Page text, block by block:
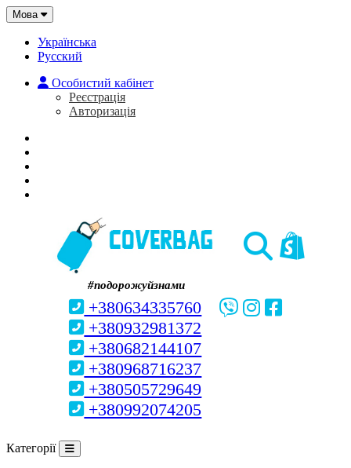
Мова
Українська
Русский
Особистий кабінет
Реєстрація
Авторизація
#подорожуйзнами
+380634335760
+380932981372
+380682144107
+380968716237
+380505729649
+380992074205
Категорії